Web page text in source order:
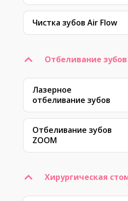
Чистка зубов Air Flow
Отбеливание зубов
Лазерное
отбеливание зубов
Отбеливание зубов
ZOOM
Хирургическая